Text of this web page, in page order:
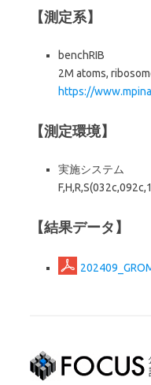
【測定系】
benchRIB
2M atoms,
https://
【測定環境】
実施システム
【結果データ】